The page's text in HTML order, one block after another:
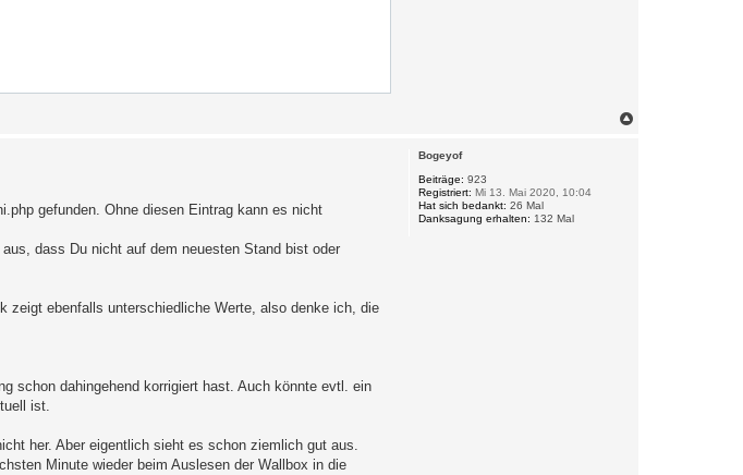
Bogeyof
Beiträge: 923
Registriert: Mi 13. Mai 2020, 10:04
Hat sich bedankt: 26 Mal
Danksagung erhalten: 132 Mal
gefunden. Ohne diesen Eintrag kann es nicht
dass Du nicht auf dem neuesten Stand bist oder
zeigt ebenfalls unterschiedliche Werte, also denke ich, die
schon dahingehend korrigiert hast. Auch könnte evtl. ein
ist.
her. Aber eigentlich sieht es schon ziemlich gut aus.
Minute wieder beim Auslesen der Wallbox in die